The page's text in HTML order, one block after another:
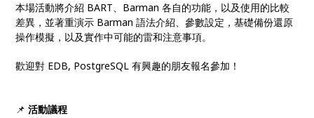
本場活動將介紹 BART、Barman 各自的功能，以及使用的比較
差異，並著重演示 Barman 語法介紹、參數設定，基礎備份還原
操作模擬，以及實作中可能的雷和注意事項。
歡迎對 EDB, PostgreSQL 有興趣的朋友報名參加！
📌活動議程